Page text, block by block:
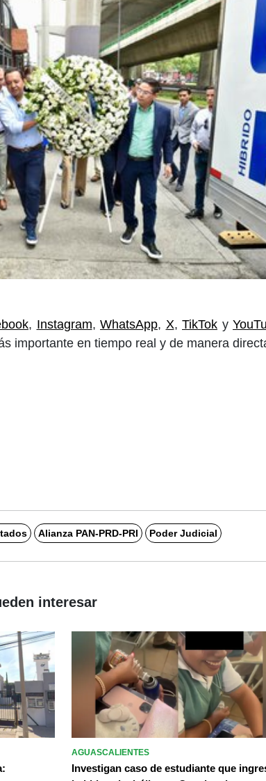
, Instagram, WhatsApp, X, TikTok y
importante en tiempo real y de manera
Alianza PAN-PRD-PRI Poder Judicial
interesar
AGUASCALIENTES
Investigan caso de estudiante que